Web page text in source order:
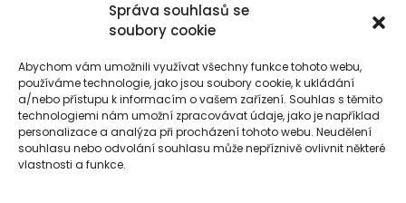
Správa souhlasů se
soubory cookie
Abychom vám umožnili využívat všechny funkce tohoto webu,
používáme technologie, jako jsou soubory cookie, k ukládání
a/nebo přístupu k informacím o vašem zařízení. Souhlas s těmito
technologiemi nám umožní zpracovávat údaje, jako je například
personalizace a analýza při procházení tohoto webu. Neudělení
souhlasu nebo odvolání souhlasu může nepříznivě ovlivnit některé
vlastnosti a funkce.